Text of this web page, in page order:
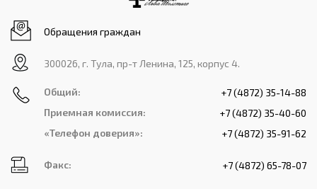
Обращения граждан
300026, г. Тула, пр-т Ленина, 125, корпус 4.
Общий:
+7 (4872) 35-14-88
Приемная комиссия:
+7 (4872) 35-40-60
«Телефон доверия»:
+7 (4872) 35-91-62
Факс: +7 (4872) 65-78-07